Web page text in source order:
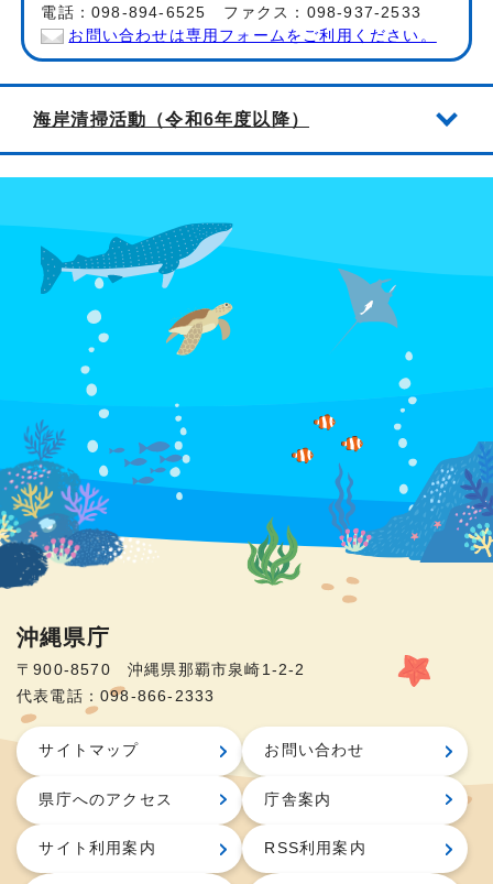
電話：098-894-6525 ファクス：098-937-2533
お問い合わせは専用フォームをご利用ください。
海岸清掃活動（令和6年度以降）
沖縄県庁
〒900-8570 沖縄県那覇市泉崎1-2-2
代表電話：098-866-2333
サイトマップ お問い合わせ
県庁へのアクセス 庁舎案内
サイト利用案内 RSS利用案内